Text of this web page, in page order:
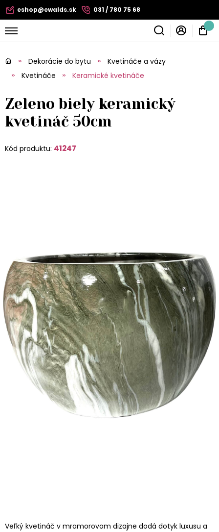
eshop@ewalds.sk 031 / 780 75 68
Dekorácie do bytu
Kvetináče a vázy
Kvetináče
Keramické kvetináče
Zeleno biely keramický
kvetináč 50cm
Kód produktu: 41247
Veľký kvetináč v mramorovom dizajne dodá dotyk luxusu a